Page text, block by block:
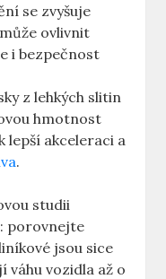
se zvyšuje
ovlivnit
i bezpečnost
z‌ lehkých slitin
hmotnost
lepší akceleraci a
.
studii⁤
porovnejte
jsou sice
váhu vozidla až o